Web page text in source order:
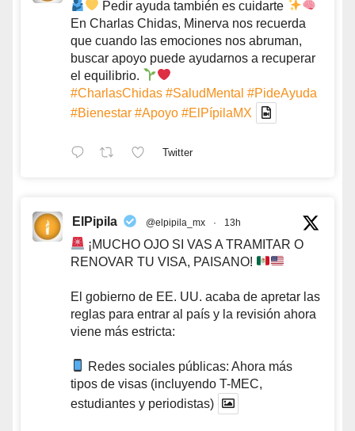
Pedir ayuda también es cuidarte
En Charlas Chidas, Minerva nos recuerda
que cuando las emociones nos abruman,
buscar apoyo puede ayudarnos a recuperar
el equilibrio.
#CharlasChidas #SaludMental #PideAyuda
#Bienestar #Apoyo #ElPípilaMX
Twitter
ElPipila @elpipila_mx · 13h
¡MUCHO OJO SI VAS A TRAMITAR O
RENOVAR TU VISA, PAISANO!
El gobierno de EE. UU. acaba de apretar las
reglas para entrar al país y la revisión ahora
viene más estricta:
Redes sociales públicas: Ahora más
tipos de visas (incluyendo T-MEC,
estudiantes y periodistas)